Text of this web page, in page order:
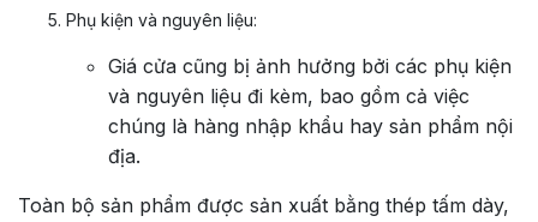
Phụ kiện và nguyên liệu:
Giá cửa cũng bị ảnh hưởng bởi các phụ kiện
và nguyên liệu đi kèm, bao gồm cả việc
chúng là hàng nhập khẩu hay sản phẩm nội
địa.
Toàn bộ sản phẩm được sản xuất bằng thép tấm dày,